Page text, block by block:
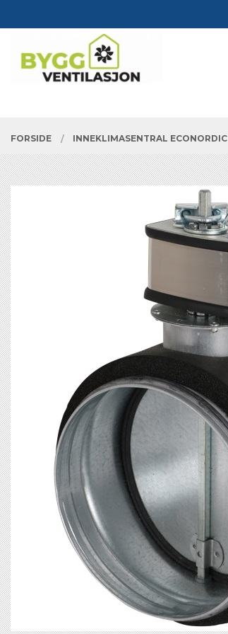
til
PRODUKTER
FORSIDE INNEKLIMASENTRAL ECONORDIC